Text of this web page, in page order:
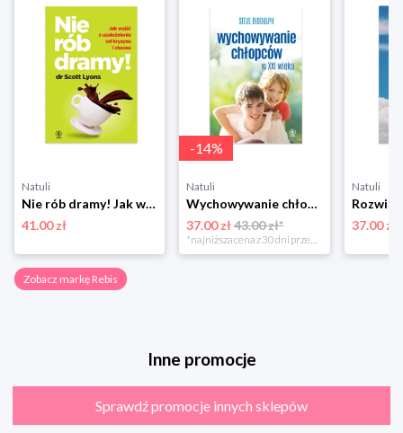
Natuli
Nie rób dramy! Jak wyleczyć z uzależnienia od kryzysu i chaosu siebie oraz innych Rebis
41.00 zł
-14%
Natuli
Wychowywanie chłopców w XXI wieku Rebis
37.00 zł 43.00 zł*
Natuli
37.00 zł
Zobacz markę Rebis
Inne promocje
Sprawdź promocje innych sklepów